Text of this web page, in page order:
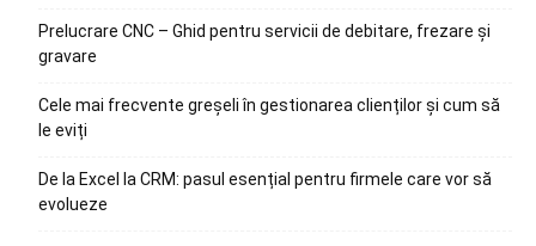
Prelucrare CNC – Ghid pentru servicii de debitare, frezare și
gravare
Cele mai frecvente greșeli în gestionarea clienților și cum să
le eviți
De la Excel la CRM: pasul esențial pentru firmele care vor să
evolueze